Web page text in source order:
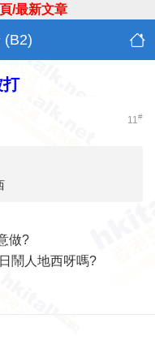
/最新文章
(B2)
打
11#
做?
鬧人地西呀嗎?